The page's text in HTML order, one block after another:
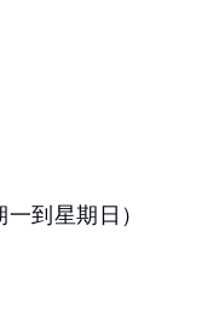
到星期日）